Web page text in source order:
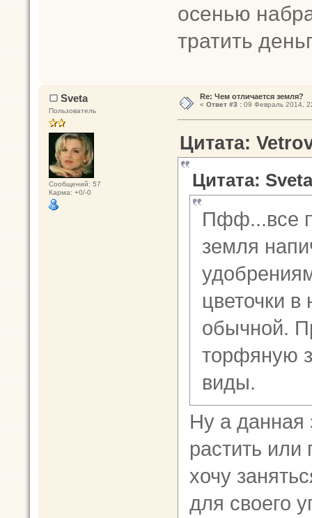
осенью
тратить
Sveta
Пользователь
Сообщений: 57
Карма: +0/-0
Re: Чем отличается земля?
« Ответ #3 :09 Февраль 2014,
Цитата:
Цитата:
Пфф...все
земля
цветочки
обычной.
торфяную
виды.
Ну а данная
растить или
хочу
для своего